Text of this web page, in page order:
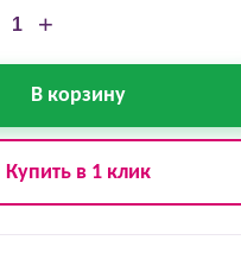
+
В корзину
Купить в 1 клик